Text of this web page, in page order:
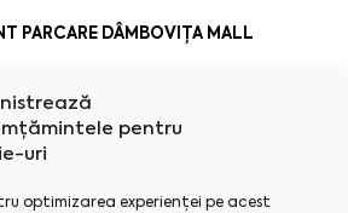
pentru
uri
optimizarea experienței pe acest
PARCARE DÂMBOVIȚA MALL